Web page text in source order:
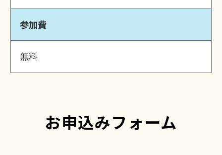
参加費
無料
お申込みフォーム